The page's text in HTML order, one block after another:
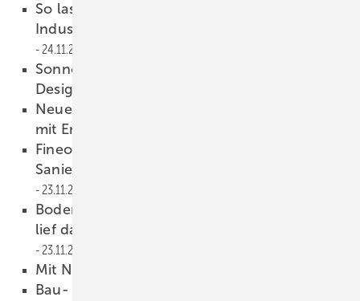
So lassen sich Fassaden von alten
Industriehallen energetisch optimieren
24.11.2022
Sonnenschutz-Systeme für die Fassade –
Design triff auf Funktion
Neues BGH-Urteil: Achtung beim Umgang
mit Emails
Fineo: Vakuumglas für historische
Sanierungen und Modernisierungen
23.11.2022
Bodentief. Barrierefrei. Schwellenlos. – so
lief das Fachforum „barrierefreies Bauen“
23.11.2022
Mit Nachhaltigkeit in die Zukunft
Bau- /Bauzulieferindustrie: Was sind die